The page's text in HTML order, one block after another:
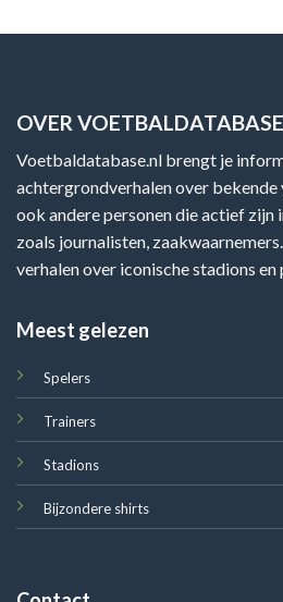
OVER
Voetbaldatabase.nl brengt je
achtergrondverhalen over
ook andere personen die actief zijn
zoals journalisten,
verhalen over iconische stadions
Meest gelezen
Spelers
Trainers
Stadions
Bijzondere shirts